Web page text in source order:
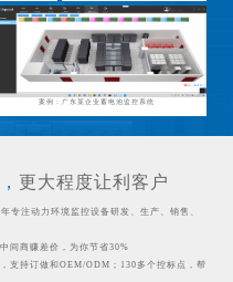
案例：广东某企业蓄电池监控系统
更大程度让利客户
专注动力环境监控设备研发、生产、销售、
间商赚差价，为你节省30%
支持订做和OEM/ODM；130多个控标点，帮